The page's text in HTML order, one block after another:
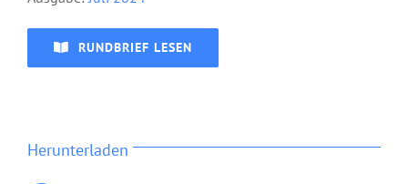
RUNDBRIEF LESEN
Herunterladen